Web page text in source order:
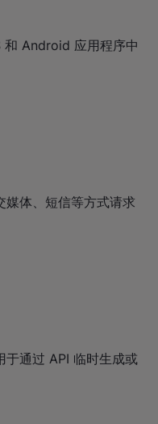
和 Android 应用程序中
媒体、短信等方式请求
于通过 API 临时生成或